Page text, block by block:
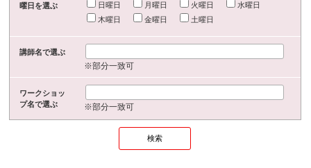
曜日を選ぶ 日曜日 月曜日 火曜日
水曜日
木曜日
金曜日 土曜日
講師名で選ぶ
※部分一致可
ワークショッ
プ名で選ぶ
※部分一致可